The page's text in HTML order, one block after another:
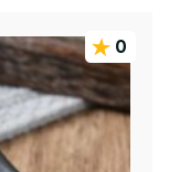
0